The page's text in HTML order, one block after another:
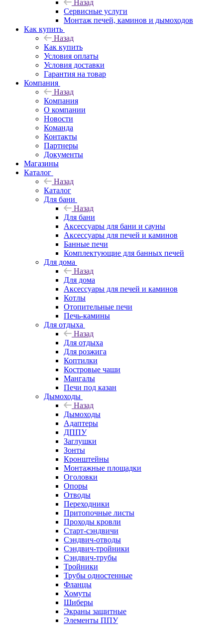
Назад
Сервисные услуги
Монтаж печей, каминов и дымоходов
Как купить
Назад
Как купить
Условия оплаты
Условия доставки
Гарантия на товар
Компания
Назад
Компания
О компании
Новости
Команда
Контакты
Партнеры
Документы
Магазины
Каталог
Назад
Каталог
Для бани
Назад
Для бани
Аксессуары для бани и сауны
Аксессуары для печей и каминов
Банные печи
Комплектующие для банных печей
Для дома
Назад
Для дома
Аксессуары для печей и каминов
Котлы
Отопительные печи
Печь-камины
Для отдыха
Назад
Для отдыха
Для розжига
Коптилки
Костровые чаши
Мангалы
Печи под казан
Дымоходы
Назад
Дымоходы
Адаптеры
ДППУ
Заглушки
Зонты
Кронштейны
Монтажные площадки
Оголовки
Опоры
Отводы
Переходники
Притопочные листы
Проходы кровли
Старт-сэндвичи
Сэндвич-отводы
Сэндвич-тройники
Сэндвич-трубы
Тройники
Трубы одностенные
Фланцы
Хомуты
Шиберы
Экраны защитные
Элементы ППУ